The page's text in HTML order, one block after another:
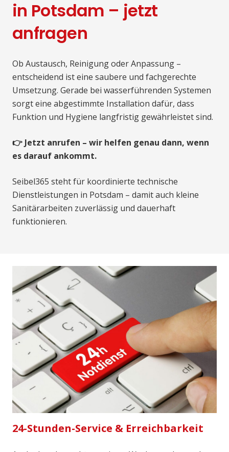
in Potsdam – jetzt
anfragen
Ob Austausch, Reinigung oder Anpassung –
entscheidend ist eine saubere und fachgerechte
Umsetzung. Gerade bei wasserführenden Systemen
sorgt eine abgestimmte Installation dafür, dass
Funktion und Hygiene langfristig gewährleistet sind.
👉 Jetzt anrufen – wir helfen genau dann, wenn
es darauf ankommt.
Seibel365 steht für koordinierte technische
Dienstleistungen in Potsdam – damit auch kleine
Sanitärarbeiten zuverlässig und dauerhaft
funktionieren.
24-Stunden-Service & Erreichbarkeit